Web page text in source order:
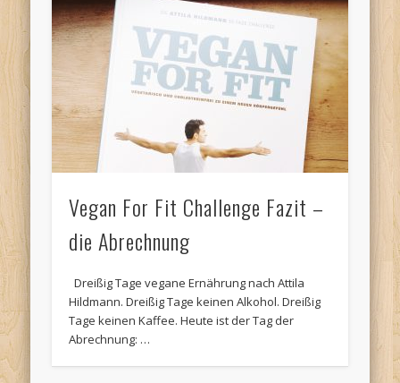
Vegan For Fit Challenge Fazit –
die Abrechnung
Dreißig Tage vegane Ernährung nach Attila
Hildmann. Dreißig Tage keinen Alkohol. Dreißig
Tage keinen Kaffee. Heute ist der Tag der
Abrechnung: …